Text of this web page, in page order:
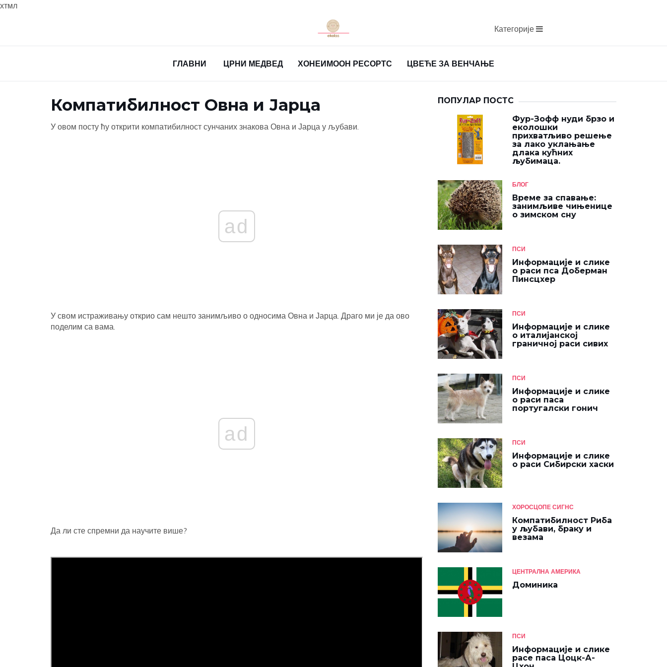
хтмл
Категорије
ГЛАВНИ ЦРНИ МЕДВЕД ХОНЕИМООН РЕСОРТС ЦВЕЋЕ ЗА ВЕНЧАЊЕ
Компатибилност Овна и Јарца
У овом посту ћу открити компатибилност сунчаних знакова Овна и Јарца у љубави.
ad
У свом истраживању открио сам нешто занимљиво о односима Овна и Јарца. Драго ми је да ово
поделим са вама.
ad
Да ли сте спремни да научите више?
ПОПУЛАР ПОСТС
Фур-Зофф нуди брзо и
еколошки
прихватљиво решење
за лако уклањање
длака кућних
љубимаца.
БЛОГ
Време за спавање:
занимљиве чињенице
о зимском сну
ПСИ
Информације и слике
о раси пса Доберман
Пинсцхер
ПСИ
Информације и слике
о италијанској
граничној раси сивих
ПСИ
Информације и слике
о раси паса
португалски гонич
ПСИ
Информације и слике
о раси Сибирски хаски
ХОРОСЦОПЕ СИГНС
Компатибилност Риба
у љубави, браку и
везама
ЦЕНТРАЛНА АМЕРИКА
Доминика
ПСИ
Информације и слике
расе паса Цоцк-А-